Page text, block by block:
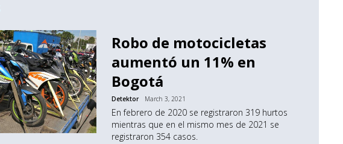
Robo de motocicletas
aumentó un 11% en
Bogotá
Detektor March 3, 2021
En febrero de 2020 se registraron 319 hurtos
mientras que en el mismo mes de 2021 se
registraron 354 casos.